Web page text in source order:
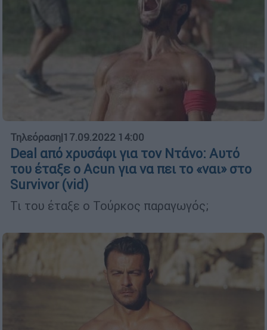
Τηλεόραση|17.09.2022 14:00
Deal από χρυσάφι για τον Ντάνο: Αυτό
του έταξε ο Acun για να πει το «ναι» στο
Survivor (vid)
Τι του έταξε ο Τούρκος παραγωγός;